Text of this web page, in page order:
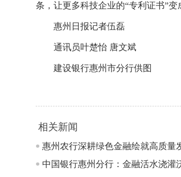
条，让更多科技企业的“专利证书”
惠州日报记者伍磊
通讯员叶楚怡 唐文斌
建设银行惠州市分行供图
相关新闻
惠州农行深耕绿色金融绘就高质量
中国银行惠州分行：金融活水浇灌